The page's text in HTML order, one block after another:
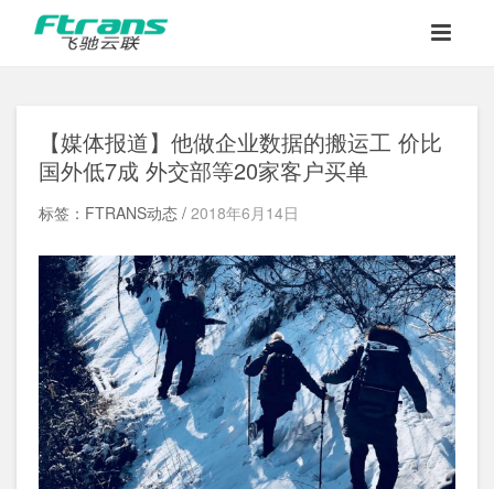
【媒体报道】他做企业数据的搬运工 价比
国外低7成 外交部等20家客户买单
标签：FTRANS动态 / 2018年6月14日